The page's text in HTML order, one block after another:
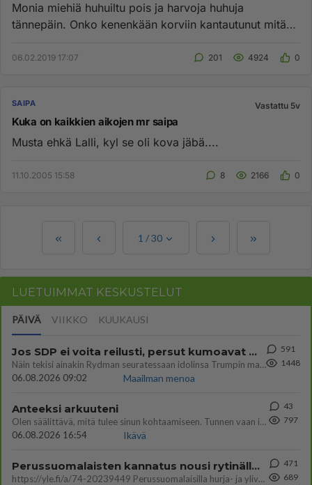
Monia miehiä huhuiltu pois ja harvoja huhuja
tännepäin. Onko kenenkään korviin kantautunut mitään
06.02.2019 17:07 201 4924 0
SAIPA Vastattu 5v
Kuka on kaikkien aikojen mr saipa
Musta ehkä Lalli, kyl se oli kova jäbä....
11.10.2005 15:58 8 2166 0
1 /30
LUETUIMMAT KESKUSTELUT
PÄIVÄ VIIKKO KUUKAUSI
Jos SDP ei voita reilusti, persut kumoavat demokratian Suomesta
Näin tekisi ainakin Rydman seuratessaan idolinsa Trumpin mallia https://www.is.fi/politiikka/art-2000012187244.html
06.08.2026 09:02
Maailman menoa
591
1448
Anteeksi arkuuteni
Olen säälittävä, mitä tulee sinun kohtaamiseen. Tunnen vaan itseni todella epävarmaksi sun kanssa. Jos minun olisi pitän
06.08.2026 16:54
Ikävä
43
797
Perussuomalaisten kannatus nousi rytinällä Ylen tänään julkaisemassa tuoreimmassa gallup-kyselyssä.
https://yle.fi/a/74-20239449 Perussuomalaisilla hurja- ja ylivoimaisesti suurin nousu tässä uudessa Ylen gallupissa. Kyl
471
689